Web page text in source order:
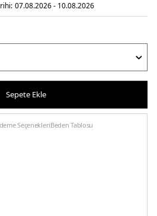
07.08.2026 - 10.08.2026
Sepete Ekle
SeçenekleriBeden Tablosu